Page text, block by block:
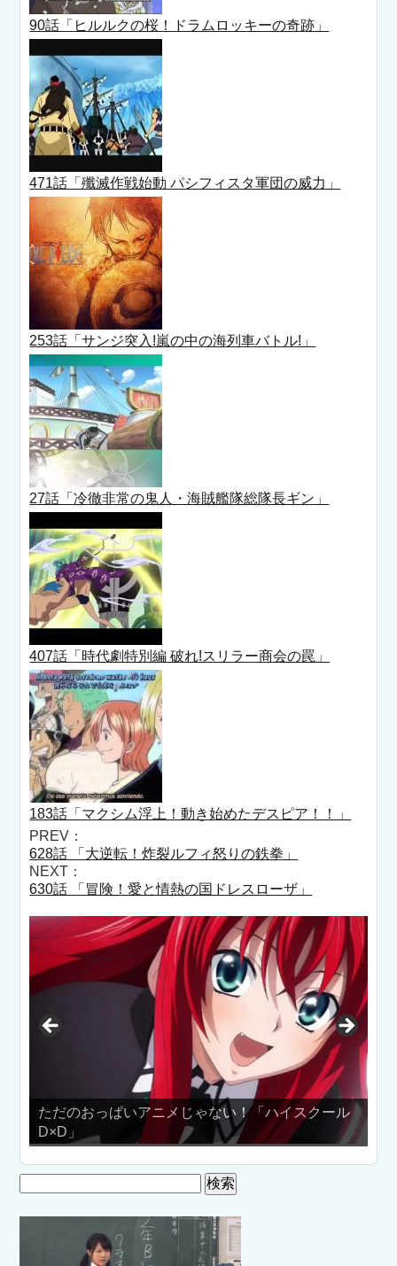
90話「ヒルルクの桜！ドラムロッキーの奇跡」
471話「殲滅作戦始動 パシフィスタ軍団の威力」
253話「サンジ突入!嵐の中の海列車バトル!」
27話「冷徹非常の鬼人・海賊艦隊総隊長ギン」
407話「時代劇特別編 破れ!スリラー商会の罠」
183話「マクシム浮上！動き始めたデスピア！！」
PREV：
628話 「大逆転！炸裂ルフィ怒りの鉄拳」
NEXT：
630話 「冒険！愛と情熱の国ドレスローザ」
のおっぱいアニメじゃない！「ハイスクール
ノーパン